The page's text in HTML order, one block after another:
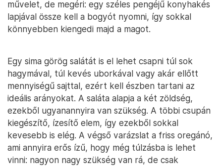
művelet, de megéri: egy széles pengéjű konyhakés
lapjával össze kell a bogyót nyomni, így sokkal
könnyebben kiengedi majd a magot.
Egy sima görög salátát is el lehet csapni túl sok
hagymával, túl kevés uborkával vagy akár ellőtt
mennyiségű sajttal, ezért kell észben tartani az
ideális arányokat. A saláta alapja a két zöldség,
ezekből ugyanannyira van szükség. A többi csupán
kiegészítő, ízesítő elem, így ezekből sokkal
kevesebb is elég. A végső varázslat a friss oregánó,
ami annyira erős ízű, hogy még túlzásba is lehet
vinni: nagyon nagy szükség van rá, de csak